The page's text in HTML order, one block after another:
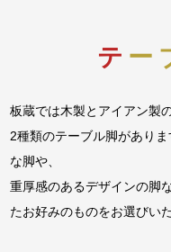
テ
板蔵では木製とアイアン製
2種類のテーブル脚があり
な脚や、
重厚感のあるデザインの脚
たお好みのものをお選びい